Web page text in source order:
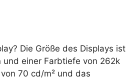
Die Größe des Displays ist
einer Farbtiefe von 262k
70 cd/m² und das